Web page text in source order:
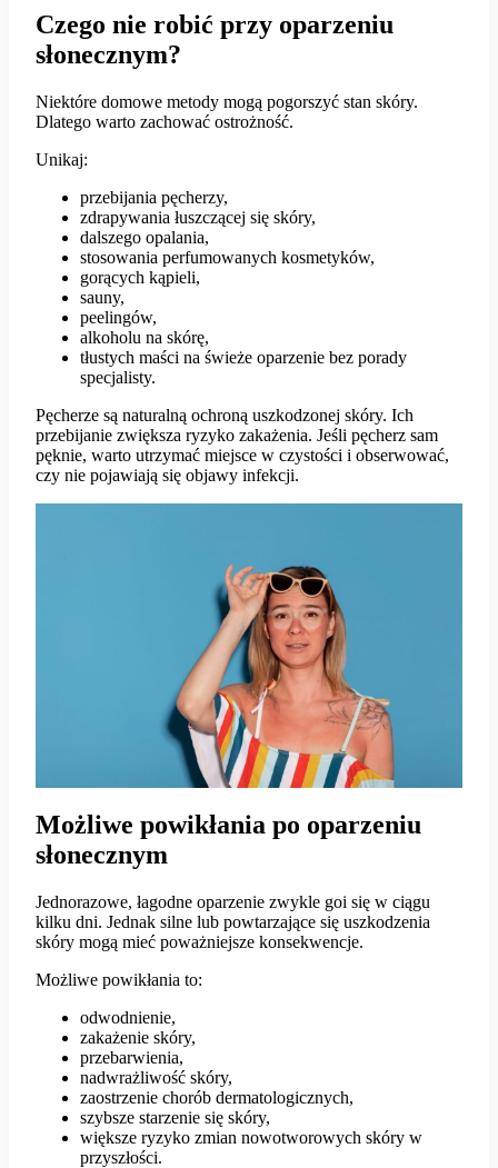
Czego nie robić przy oparzeniu
słonecznym?
Niektóre domowe metody mogą pogorszyć stan skóry.
Dlatego warto zachować ostrożność.
Unikaj:
przebijania pęcherzy,
zdrapywania łuszczącej się skóry,
dalszego opalania,
stosowania perfumowanych kosmetyków,
gorących kąpieli,
sauny,
peelingów,
alkoholu na skórę,
tłustych maści na świeże oparzenie bez porady
specjalisty.
Pęcherze są naturalną ochroną uszkodzonej skóry. Ich
przebijanie zwiększa ryzyko zakażenia. Jeśli pęcherz sam
pęknie, warto utrzymać miejsce w czystości i obserwować,
czy nie pojawiają się objawy infekcji.
Możliwe powikłania po oparzeniu
słonecznym
Jednorazowe, łagodne oparzenie zwykle goi się w ciągu
kilku dni. Jednak silne lub powtarzające się uszkodzenia
skóry mogą mieć poważniejsze konsekwencje.
Możliwe powikłania to:
odwodnienie,
zakażenie skóry,
przebarwienia,
nadwrażliwość skóry,
zaostrzenie chorób dermatologicznych,
szybsze starzenie się skóry,
większe ryzyko zmian nowotworowych skóry w
przyszłości.